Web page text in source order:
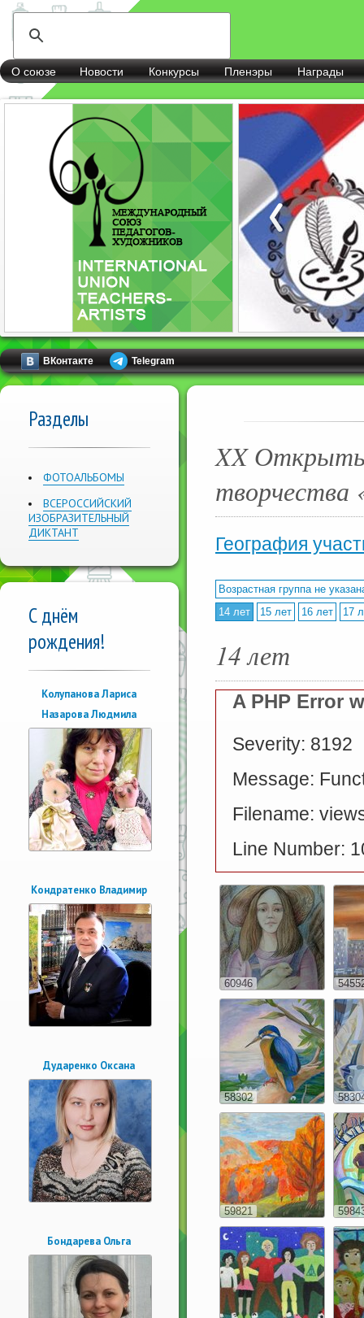
О союзе Новости Конкурсы Пленэры Награды
ВКонтакте Telegram
Разделы
ФОТОАЛЬБОМЫ
ВСЕРОССИЙСКИЙ
ИЗОБРАЗИТЕЛЬНЫЙ
ДИКТАНТ
С днём
рождения!
Колупанова Лариса
Назарова Людмила
Кондратенко Владимир
Дударенко Оксана
Бондарева Ольга
XX
География
Возрастная группа не
14 лет
15 лет 16 лет 17
14 лет
A PHP Error
Severity: 8192
Message:
Filename:
Line Number:
60946
58302
59821